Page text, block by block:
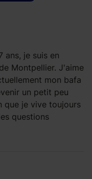
ans, je suis en
Montpellier. J'aime
mon bafa
un petit peu
que je vive toujours
questions